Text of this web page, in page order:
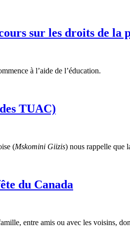
sur les droits de la
à l’aide de l’éducation.
TUAC)
(Mskomini Giizis) nous rappelle que
du Canada
entre amis ou avec les voisins,